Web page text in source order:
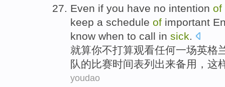
Even if you have no intention of
keep a schedule of important
know when to call in sick.
就算你不打算观看任何一场英格
队的比赛时间表列出来备用 ， 这
youdao